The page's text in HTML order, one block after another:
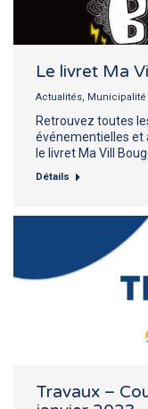
Le livret Ma
Actualités, Municipalité
Retrouvez toutes
événementielles et
le livret Ma Vill
Détails
Travaux –